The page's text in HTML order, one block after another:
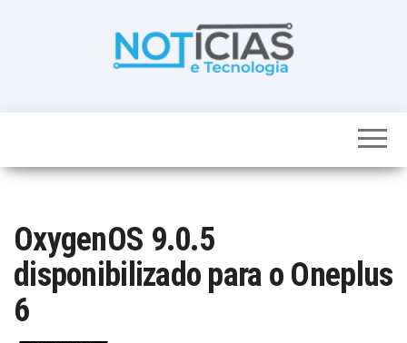
noticias de
num só lugar
OxygenOS 9.0.5
disponibilizado para o Oneplus
6